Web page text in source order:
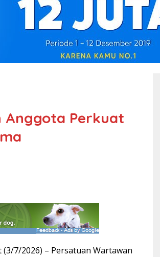
Anggota Perkuat
(3/7/2026) – Persatuan Wartawan